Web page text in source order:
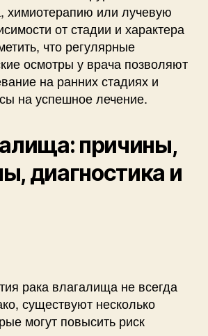
химиотерапию или лучевую
от стадии и характера
что регулярные
осмотры у врача позволяют
на ранних стадиях и
на успешное лечение.
причины,
диагностика и
рака влагалища не всегда
существуют несколько
могут повысить риск